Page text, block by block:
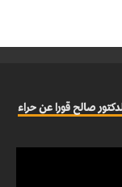
صالح قورا عن حراء